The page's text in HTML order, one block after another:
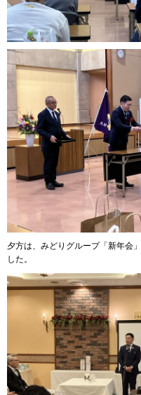
夕方は、みどりグループ「新年会
した。